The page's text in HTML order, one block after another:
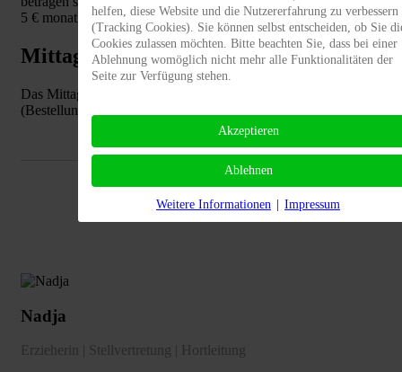
5 € monatlich.
Mittagessen
Das Mittagessen beziehen wir vom Catering „Rosmarin“.
(Bestellung erfolgt über MensaMax-App)
Unser Team
Nadja
Erzieherin | Stellvertretung | Hortleitung
helfen, diese Website und die Nutzererfahrung zu verbessern
(Tracking Cookies). Sie können selbst entscheiden, ob Sie
Cookies zulassen möchten. Bitte beachten Sie, dass bei einer
Ablehnung womöglich nicht mehr alle Funktionalitäten der
Seite zur Verfügung stehen.
Akzeptieren
Ablehnen
Weitere Informationen Impressum